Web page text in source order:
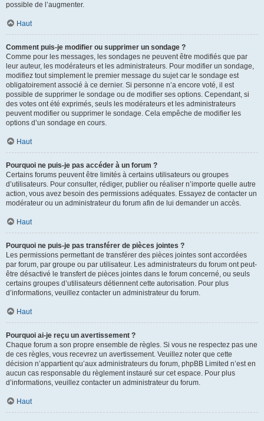
possible de l’augmenter.
Haut
Comment puis-je modifier ou supprimer un sondage ?
Comme pour les messages, les sondages ne peuvent être modifiés que par
leur auteur, les modérateurs et les administrateurs. Pour modifier un sondage,
modifiez tout simplement le premier message du sujet car le sondage est
obligatoirement associé à ce dernier. Si personne n’a encore voté, il est
possible de supprimer le sondage ou de modifier ses options. Cependant, si
des votes ont été exprimés, seuls les modérateurs et les administrateurs
peuvent modifier ou supprimer le sondage. Cela empêche de modifier les
options d’un sondage en cours.
Haut
Pourquoi ne puis-je pas accéder à un forum ?
Certains forums peuvent être limités à certains utilisateurs ou groupes
d’utilisateurs. Pour consulter, rédiger, publier ou réaliser n’importe quelle autre
action, vous avez besoin des permissions adéquates. Essayez de contacter un
modérateur ou un administrateur du forum afin de lui demander un accès.
Haut
Pourquoi ne puis-je pas transférer de pièces jointes ?
Les permissions permettant de transférer des pièces jointes sont accordées
par forum, par groupe ou par utilisateur. Les administrateurs du forum ont peut-
être désactivé le transfert de pièces jointes dans le forum concerné, ou seuls
certains groupes d’utilisateurs détiennent cette autorisation. Pour plus
d’informations, veuillez contacter un administrateur du forum.
Haut
Pourquoi ai-je reçu un avertissement ?
Chaque forum a son propre ensemble de règles. Si vous ne respectez pas une
de ces règles, vous recevrez un avertissement. Veuillez noter que cette
décision n’appartient qu’aux administrateurs du forum, phpBB Limited n’est en
aucun cas responsable du règlement instauré sur cet espace. Pour plus
d’informations, veuillez contacter un administrateur du forum.
Haut